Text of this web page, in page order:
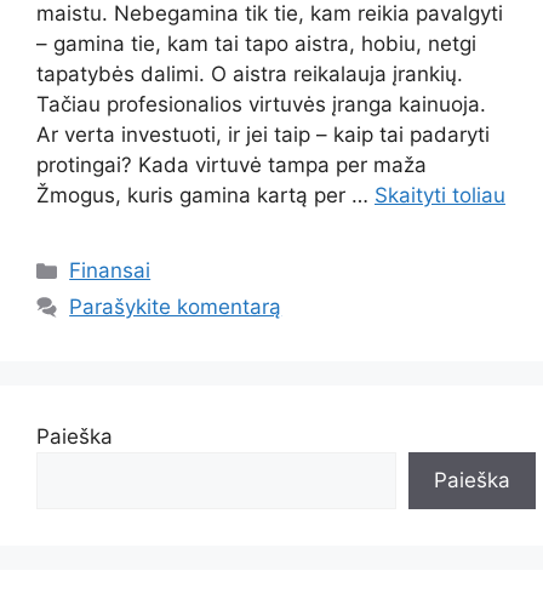
maistu. Nebegamina tik tie, kam reikia pavalgyti
– gamina tie, kam tai tapo aistra, hobiu, netgi
tapatybės dalimi. O aistra reikalauja įrankių.
Tačiau profesionalios virtuvės įranga kainuoja.
Ar verta investuoti, ir jei taip – kaip tai padaryti
protingai? Kada virtuvė tampa per maža
Žmogus, kuris gamina kartą per … Skaityti toliau
Kategorijos
Finansai
Parašykite komentarą
Paieška
Paieška